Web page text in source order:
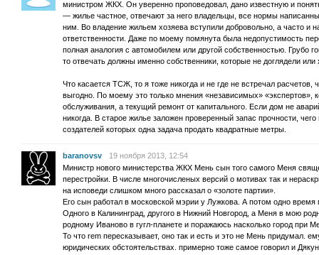
министром ЖКХ. Он уверенно проповедовал, дано известную и
— жилье частное, отвечают за него владельцы, все нормы
ним. Во владение жильем хозяева вступили добровольно, а часто и
ответственности. Даже по моему помянута была недопустимость
полная аналогия с автомобилем или другой собственностью. Грубо
то отвечать должны именно собственники, которые не доглядели
Что касается ТСЖ, то я тоже никогда и не где не встречал
выгодно. По моему это только мнения «независимых» «экспертов»,
обслуживания, а текущий ремонт от капитального. Если дом не
никогда. В старое жилье заложен проверенный запас прочности,
создателей которых одна задача продать квадратные метры.
baranovsv
19 ноября 2013, 12:54
Министр нового министерства ЖКХ Мень сын того самого Меня
перестройки. В числе многочисленых версий о мотивах так и
на исповеди слишком много рассказал о «золоте партии».
Его сын работал в московской мэрии у Лужкова. А потом одно время
Одного в Калининград, другого в Нижний Новгород, а Меня в мою
родному Иваново в гугл-планете и поражаюсь насколько город при
То что rem пересказывает, оно так и есть и это не Мень придумал.
юридических обстоятельствах. примерно тоже самое говорил и